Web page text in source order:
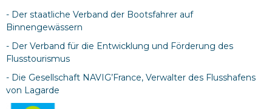
- Der staatliche Verband der Bootsfahrer auf
Binnengewässern
- Der Verband für die Entwicklung und Förderung des
Flusstourismus
- Die Gesellschaft NAVIG’France, Verwalter des Flusshafens
von Lagarde